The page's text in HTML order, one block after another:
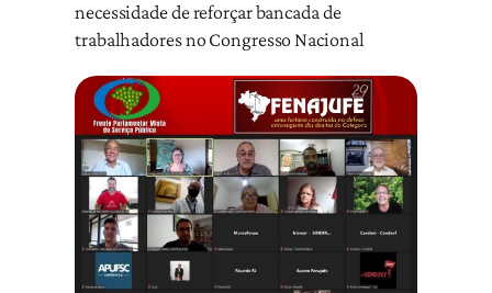
necessidade de reforçar bancada de
trabalhadores no Congresso Nacional